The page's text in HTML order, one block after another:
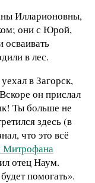
Илларионовны,
они с Юрой,
в лес.
в Загорск,
он прислал
Ты больше не
здесь (в
что это всё
Митрофана
отец Наум.
помогать».